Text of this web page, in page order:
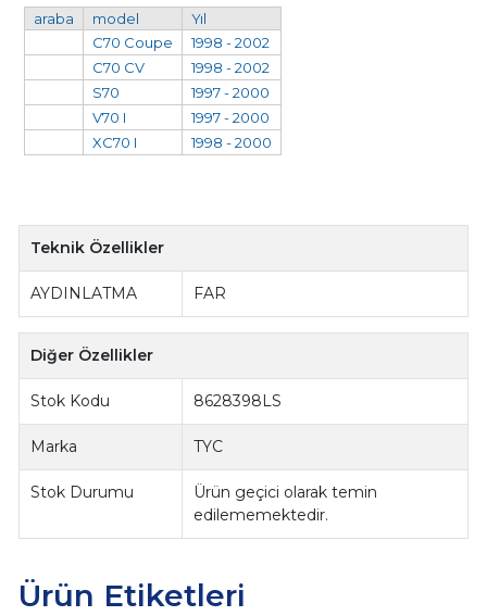
araba model
Yıl
C70 Coupe
1998 - 2002
C70 CV
1998 - 2002
S70
1997 - 2000
V70 I
1997 - 2000
XC70 I
1998 - 2000
Teknik Özellikler
AYDINLATMA FAR
Diğer Özellikler
Stok Kodu 8628398LS
Marka TYC
Stok Durumu
Ürün geçici olarak temin
edilememektedir.
Ürün Etiketleri